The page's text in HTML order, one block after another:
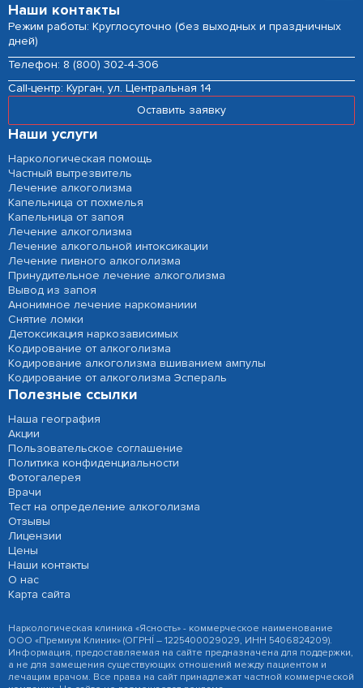
Наши контакты
Режим работы: Круглосуточно (без выходных и праздничных
дней)
Телефон: 8 (800) 302-4-306
Сall-центр: Курган, ул. Центральная 14
Оставить заявку
Наши услуги
Наркологическая помощь
Частный вытрезвитель
Лечение алкоголизма
Капельница от похмелья
Капельница от запоя
Лечение алкоголизма
Лечение алкогольной интоксикации
Лечение пивного алкоголизма
Принудительное лечение алкоголизма
Вывод из запоя
Анонимное лечение наркоманиии
Снятие ломки
Детоксикация наркозависимых
Кодирование от алкоголизма
Кодирование алкоголизма вшиванием ампулы
Кодирование от алкоголизма Эспераль
Полезные ссылки
Наша география
Акции
Пользовательское соглашение
Политика конфиденциальности
Фотогалерея
Врачи
Тест на определение алкоголизма
Отзывы
Лицензии
Цены
Наши контакты
О нас
Карта сайта
Наркологическая клиника «Ясность» - коммерческое наименование
ООО «Премиум Клиник» (ОГРНÍ – 1225400029029, ИНН 5406824209).
Информация, предоставляемая на сайте предназначена для поддержки,
а не для замещения существующих отношений между пациентом и
лечащим врачом. Все права на сайт принадлежат частной коммерческой